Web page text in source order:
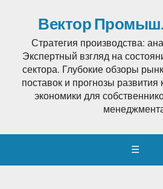
Вектор
Стратегия производства:
Экспертный взгляд на
сектора. Глубокие обзоры
поставок и прогнозы
экономики для
☰